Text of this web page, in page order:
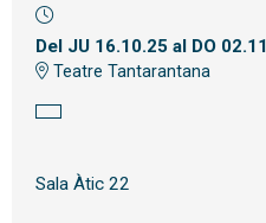
Del JU 16.10.25al DO
Teatre Tantarantana
Sala Àtic 22